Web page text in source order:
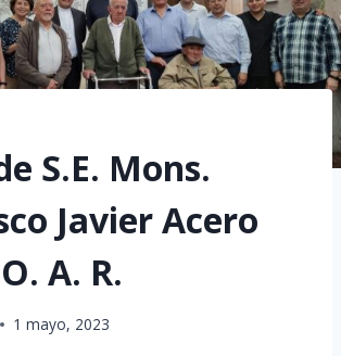
S.E. Mons.
Javier Acero
A. R.
1 mayo, 2023